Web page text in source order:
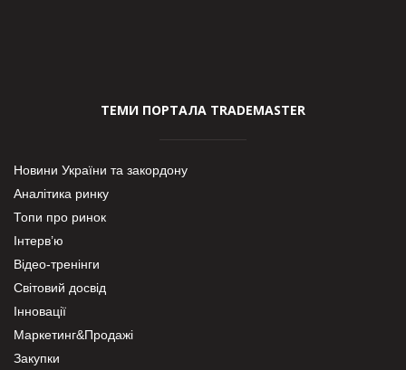
ТЕМИ ПОРТАЛА TRADEMASTER
Новини України та закордону
Аналітика ринку
Топи про ринок
Інтерв’ю
Відео-тренінги
Світовий досвід
Інновації
Маркетинг&Продажі
Закупки